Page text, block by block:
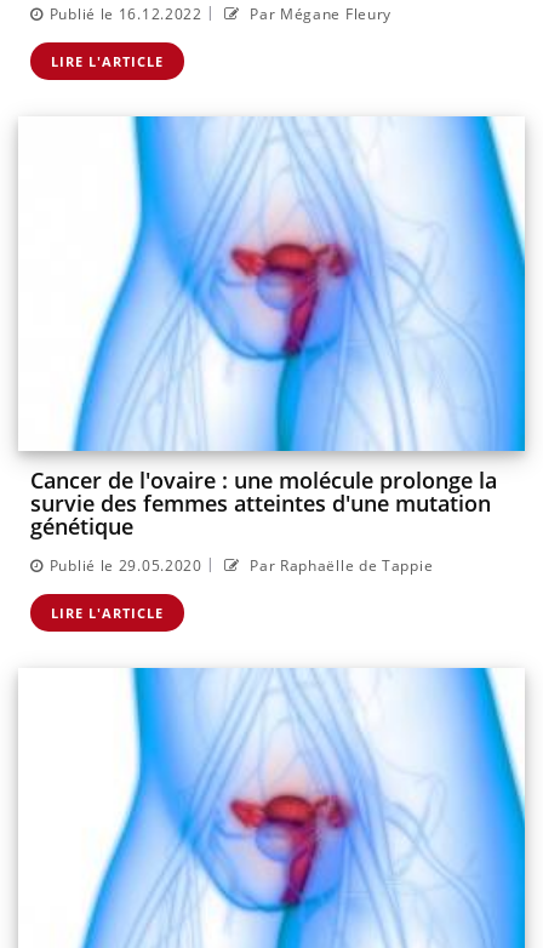
Publié le 16.12.2022 | Par Mégane Fleury
LIRE L'ARTICLE
Cancer de l'ovaire : une molécule prolonge la
survie des femmes atteintes d'une mutation
génétique
Publié le 29.05.2020 | Par Raphaëlle de Tappie
LIRE L'ARTICLE